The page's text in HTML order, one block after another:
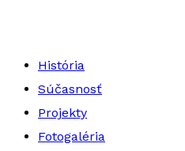
História
Súčasnosť
Projekty
Fotogaléria